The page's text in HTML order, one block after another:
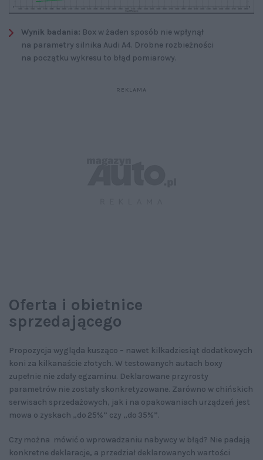
Wynik badania: Box w żaden sposób nie wpłynął
na parametry silnika Audi A4. Drobne rozbieżności
na początku wykresu to błąd pomiarowy.
Oferta i obietnice
sprzedającego
Propozycja wygląda kusząco – nawet kilkadziesiąt dodatkowych
koni za kilkanaście złotych. W testowanych autach boxy
zupełnie nie zdały egzaminu. Deklarowane przyrosty
parametrów nie zostały skonkretyzowane. Zarówno w chińskich
serwisach sprzedażowych, jak i na opakowaniach urządzeń jest
mowa o zyskach „do 25%” czy „do 35%”.
Czy można mówić o wprowadzaniu nabywcy w błąd? Nie padają
konkretne deklaracje, a przedział deklarowanych wartości